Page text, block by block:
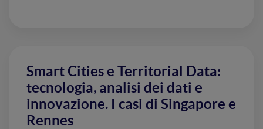
Smart Cities e Territorial Data:
tecnologia, analisi dei dati e
innovazione. I casi di Singapore e
Rennes